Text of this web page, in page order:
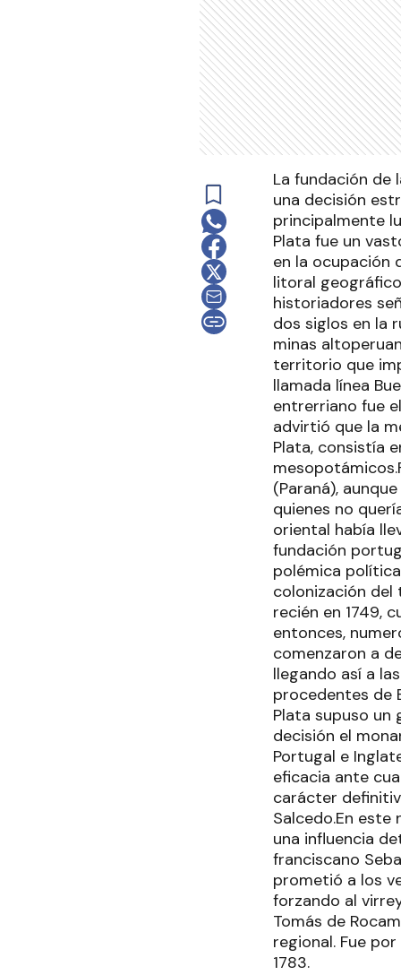
La fundación de
una decisión
principalmente
Plata fue un
en la ocupación
litoral
historiadores
dos siglos en la
minas
territorio que
llamada línea
entrerriano fue
advirtió que la
Plata, consistía
(Paraná),
quienes no
oriental había
fundación
polémica
colonización
recién en 1749,
entonces,
comenzaron a
llegando así a
procedentes de
Plata supuso un
decisión el
Portugal e
eficacia ante
carácter
Salcedo.En
una influencia
franciscano
prometió a los
forzando al
Tomás de
regional. Fue
1783.